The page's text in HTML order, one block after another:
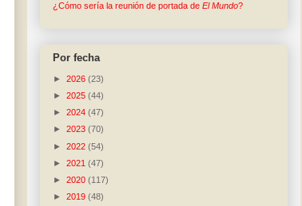
¿Cómo sería la reunión de portada de El Mundo?
Por fecha
► 2026 (23)
► 2025 (44)
► 2024 (47)
► 2023 (70)
► 2022 (54)
► 2021 (47)
► 2020 (117)
► 2019 (48)